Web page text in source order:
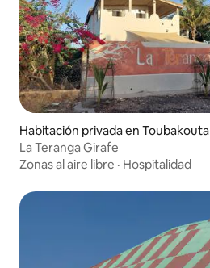
Habitación privada en Toubakouta
La Teranga Girafe
Zonas al aire libre · Hospitalidad